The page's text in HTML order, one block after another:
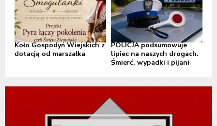
Koło Gospodyń Wiejskich z
dotacją od marszałka
POLICJA podsumowuje
lipiec na naszych drogach.
Śmierć, wypadki i pijani